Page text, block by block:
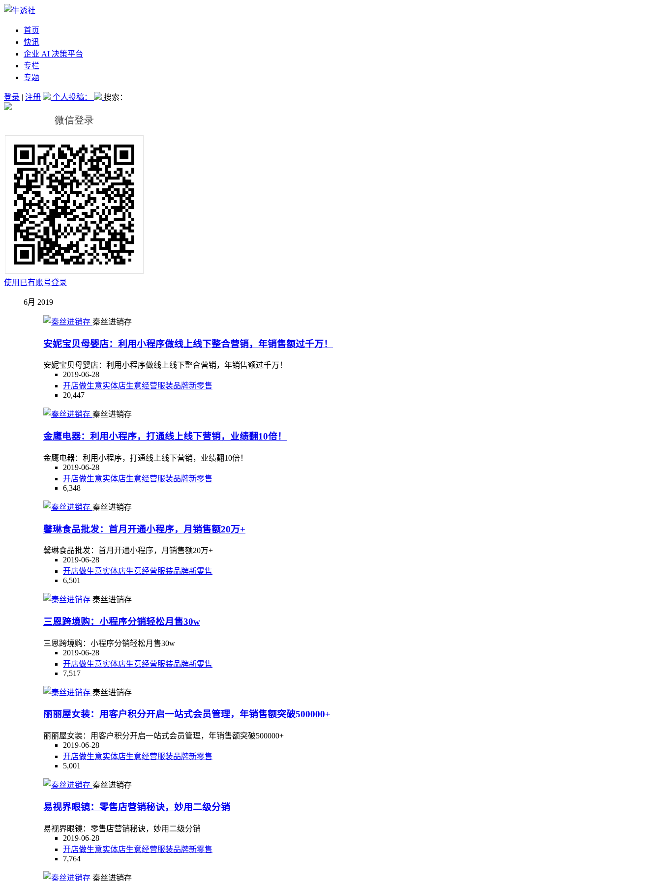
首页
快讯
企业 AI 决策平台
专栏
专题
登录 | 注册 个人投稿： 搜索：
使用已有账号登录
6月 2019
秦丝进销存
安妮宝贝母婴店：利用小程序做线上线下整合营销，年销售额过千万！
安妮宝贝母婴店：利用小程序做线上线下整合营销，年销售额过千万！
2019-06-28
开店做生意实体店生意经营服装品牌新零售
20,447
秦丝进销存
金鹰电器：利用小程序，打通线上线下营销，业绩翻10倍！
金鹰电器：利用小程序，打通线上线下营销，业绩翻10倍！
2019-06-28
开店做生意实体店生意经营服装品牌新零售
6,348
秦丝进销存
馨琳食品批发：首月开通小程序，月销售额20万+
馨琳食品批发：首月开通小程序，月销售额20万+
2019-06-28
开店做生意实体店生意经营服装品牌新零售
6,501
秦丝进销存
三恩跨境购：小程序分销轻松月售30w
三恩跨境购：小程序分销轻松月售30w
2019-06-28
开店做生意实体店生意经营服装品牌新零售
7,517
秦丝进销存
丽丽屋女装：用客户积分开启一站式会员管理，年销售额突破500000+
丽丽屋女装：用客户积分开启一站式会员管理，年销售额突破500000+
2019-06-28
开店做生意实体店生意经营服装品牌新零售
5,001
秦丝进销存
易视界眼镜：零售店营销秘诀，妙用二级分销
易视界眼镜：零售店营销秘诀，妙用二级分销
2019-06-28
开店做生意实体店生意经营服装品牌新零售
7,764
秦丝进销存